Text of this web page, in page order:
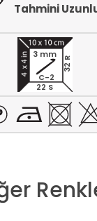
Tahmini
22 S
32 R
3 mm
C-2